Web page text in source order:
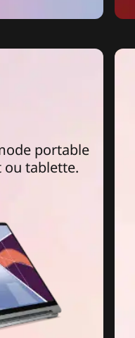
portable
ou tablette.